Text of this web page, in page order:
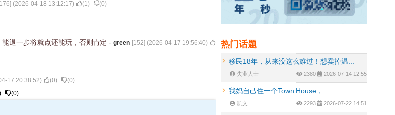
176] (2026-04-18 13:12:17) (1) (0)
退一步将就点还能玩，否则肯定 - green [152] (2026-04-17 19:56:40)
17 20:38:52) (0) (0)
) (0)
热门话题
移民18年，从来没这么难过！想卖掉温...
失业人士 2380 2026-07-14 12:55
我妈自己住一个Town House，...
凯文 2293 2026-07-22 14:51